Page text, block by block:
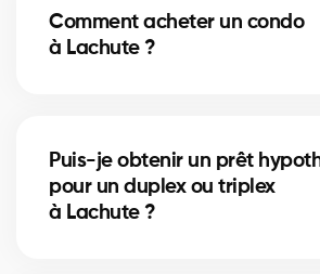
vérification des titres et
Nos courtiers peuvent vous aider à
Comment acheter un condo
à Lachute ?
de la copropriété. Nos courtiers
éviter les mauvaises surprises.
Puis-je obtenir un prêt
pour un duplex ou triplex
à Lachute ?